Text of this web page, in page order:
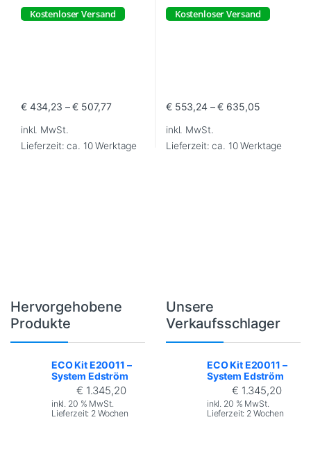
Kostenloser Versand
€434,23 –€ 507,77
Dieses Produkt weist mehrere Varianten auf. Die Optionen
inkl. MwSt.
Lieferzeit:ca. 10 Werktage
Kostenloser Versand
€553,24–€ 635,05
Dieses Produkt weist mehrere
inkl. MwSt.
Lieferzeit:ca. 10 Werktage
Brands Carousel
Hervorgehobene
Produkte
ECO Kit E20011 –
System Edström
€ 1.345,20
inkl. 20 % MwSt.
Lieferzeit: 2 Wochen
Unsere
Verkaufsschlager
ECO Kit E20011 –
System Edström
€ 1.345,20
inkl. 20 % MwSt.
Lieferzeit: 2 Wochen